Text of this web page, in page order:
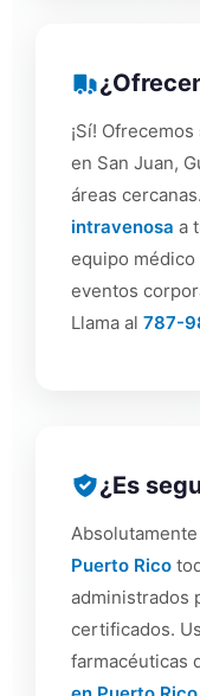
¡Sí! Ofrecemos
en San Juan,
áreas
intravenosa a
equipo médico
eventos
Llama al 787-
¿Es
Puerto Rico
administrados
certificados.
farmacéuticas